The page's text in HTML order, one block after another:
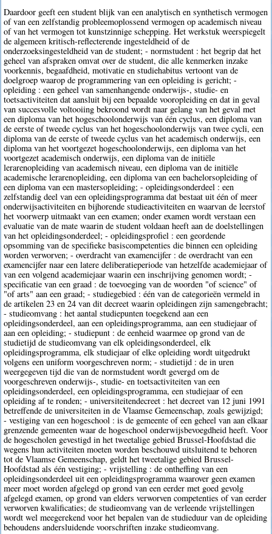
Daardoor geeft een student blijk van een analytisch en synthetisch vermogen
of van een zelfstandig probleemoplossend vermogen op academisch niveau
of van het vermogen tot kunstzinnige schepping. Het werkstuk weerspiegelt
de algemeen kritisch-reflecterende ingesteldheid of de
onderzoeksingesteldheid van de student; - normstudent : het begrip dat het
geheel van afspraken omvat over de student, die alle kenmerken inzake
voorkennis, begaafdheid, motivatie en studiehabitus vertoont van de
doelgroep waarop de programmering van een opleiding is gericht; -
opleiding : een geheel van samenhangende onderwijs-, studie- en
toetsactiviteiten dat aansluit bij een bepaalde vooropleiding en dat in geval
van succesvolle voltooiing bekroond wordt naar gelang van het geval met
een diploma van het hogeschoolonderwijs van één cyclus, een diploma van
de eerste of tweede cyclus van het hogeschoolonderwijs van twee cycli, een
diploma van de eerste of tweede cyclus van het academisch onderwijs, een
diploma van het voortgezet hogeschoolonderwijs, een diploma van het
voortgezet academisch onderwijs, een diploma van de initiële
lerarenopleiding van academisch niveau, een diploma van de initiële
academische lerarenopleiding, een diploma van een bachelorsopleiding of
een diploma van een mastersopleiding; - opleidingsonderdeel : een
zelfstandig deel van een opleidingsprogramma dat bestaat uit één of meer
onderwijsactiviteiten en bijhorende studieactiviteiten en waarvan de leerstof
het voorwerp uitmaakt van een examen; onder examen wordt verstaan een
evaluatie van de mate waarin de student voldaan heeft aan de doelstellingen
van het opleidingsonderdeel; - opleidingsprofiel : een geordende
opsomming van de specifieke basiscompetenties die binnen een opleiding
worden verworven; - overdracht van examencijfer : de overdracht van een
examencijfer naar een latere deliberatieperiode van hetzelfde academiejaar of
van een volgend academiejaar waarin een inschrijving genomen wordt; -
specificatie van een graad : de toevoeging van de woorden "of science" of
"of arts" aan een graad; - studiegebied : één van de categorieën vermeld in
de artikelen 23 en 24 van dit decreet waarin opleidingen zijn samengebracht;
- studieomvang : het aantal studiepunten toegekend aan een
opleidingsonderdeel, aan een opleidingsprogramma, aan een studiejaar of
aan een opleiding; - studiepunt : de eenheid waarmee op grond van de
studietijd de studieomvang van elk opleidingsonderdeel, elk
opleidingsprogramma, elk studiejaar of elke opleiding wordt uitgedrukt
volgens een uniform voorgeschreven norm; - studietijd : de in uren
weergegeven tijd die van de normstudent wordt gevergd om de
voorgeschreven onderwijs-, studie- en toetsactiviteiten van een
opleidingsonderdeel, een opleidingsprogramma, een studiejaar of een
opleiding af te ronden; - universiteitendecreet : het decreet van 12 juni 1991
betreffende de universiteiten in de Vlaamse Gemeenschap, zoals gewijzigd;
- vestiging van een hogeschool : is de gemeente of een geheel van aan elkaar
grenzende gemeenten waar de hogeschool onderwijsbevoegdheid heeft. Voor
de hogescholen gevestigd in het tweetalige gebied Brussel-Hoofdstad die
wegens hun activiteiten moeten worden beschouwd uitsluitend te behoren
tot de Vlaamse Gemeenschap, geldt het tweetalige gebied Brussel-
Hoofdstad als één vestiging; - vrijstelling : de ontheffing van een
opleidingsonderdeel uit een opleidingsprogramma waarover geen examen
meer moet worden afgelegd op grond van een eerder met goed gevolg
afgelegd examen, op grond van elders verworven competenties of van eerder
verworven kwalificaties; de studieomvang van de verleende vrijstellingen
wordt wel meegerekend voor het bepalen van de studieduur van de opleiding
behoudens andersluidende voorschriften inzake studieomvang.